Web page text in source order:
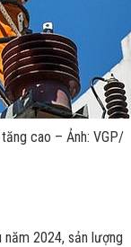
cao – Ảnh: VGP/
2024, sản lượng